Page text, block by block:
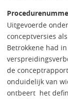
Uitgevoerde
conceptversies
Betrokkene had
de
onduidelijk van
ontbeert het